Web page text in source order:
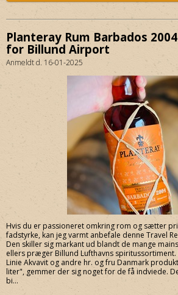
Planteray Rum Barbados
for Billund Airport
Anmeldt d. 16-01-2025
Hvis du er passioneret omkring rom og sætter
fadstyrke, kan jeg varmt anbefale denne Travel
Den skiller sig markant ud blandt de mange
ellers præger Billund Lufthavns spiritussortiment.
Linie Akvavit og andre hr. og fru Danmark
liter", gemmer der sig noget for de få indviede.
bi...